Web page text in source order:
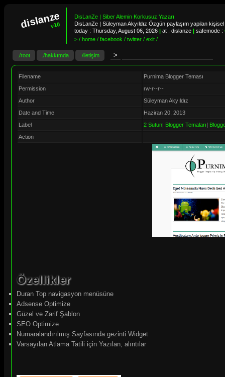
dislanze
v10
DisLanZe | Siber Alemin Korkusuz Yazarı
DisLanZe | Süleyman Akyıldız Özgün paylaşım yapilan
today : Thursday, August 06, 2026 at : dislanze safemode :
> / home / facebook / twitter / exit /
./root ./hakkımda ./iletişim
Filename
Purnima Blogger Teması
Permission
rw-r--r--
Author
Süleyman Akyıldız
Date and Time
Haziran 20, 2013
Label
2 Sutun| Blogger Temaları|
Action
Özellikler
Duran Top navigasyon menüsüne
Adsense Optimize
Güzel ve Zarif Şablon
SEO Optimize
Numaralandırılmış Sayfasında gezinti Widget
Varsayılan Atlama Tatili için Yazılan, alıntılar